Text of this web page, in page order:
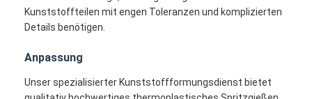
Plastikspritzen-Service
PräzisionsSpritzen
Kunststoffteilen mit engen Toleranzen und komplizierten
Details benötigen.
Anpassung
Unser spezialisierter Kunststoffformungsdienst bietet